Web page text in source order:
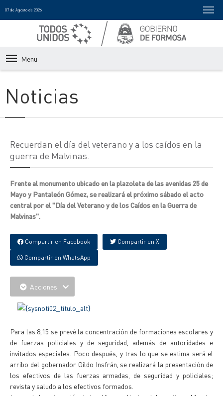
07 de Agosto de 2026
Menu
Noticias
Recuerdan el día del veterano y a los caídos en la
guerra de Malvinas.
Frente al monumento ubicado en la plazoleta de las avenidas 25 de
Mayo y Pantaleón Gómez, se realizará el próximo sábado el acto
central por el "Día del Veterano y de los Caídos en la Guerra de
Malvinas".
Compartir en Facebook Compartir en X
Compartir en WhatsApp
Acciones
Para las 8,15 se prevé la concentración de formaciones escolares y
de fuerzas policiales y de seguridad, además de autoridades e
invitados especiales. Poco después, y tras lo que se estima será el
arribo del gobernador Gildo Insfrán, se realizará la presentación de
los efectivos de las fuerzas armadas, de seguridad y policiales;
revista y saludo a los efectivos formados.